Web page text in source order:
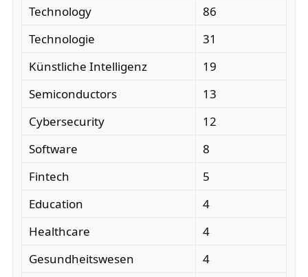
Technology
86
Technologie
31
Künstliche Intelligenz
19
Semiconductors
13
Cybersecurity
12
Software
8
Fintech
5
Education
4
Healthcare
4
Gesundheitswesen
4